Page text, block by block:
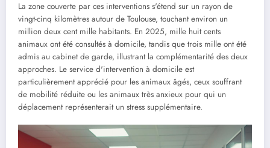
La zone couverte par ces interventions s'étend sur un rayon de
vingt-cinq kilomètres autour de Toulouse, touchant environ un
million deux cent mille habitants. En 2025, mille huit cents
animaux ont été consultés à domicile, tandis que trois mille ont été
admis au cabinet de garde, illustrant la complémentarité des deux
approches. Le service d'intervention à domicile est
particulièrement apprécié pour les animaux âgés, ceux souffrant
de mobilité réduite ou les animaux très anxieux pour qui un
déplacement représenterait un stress supplémentaire.